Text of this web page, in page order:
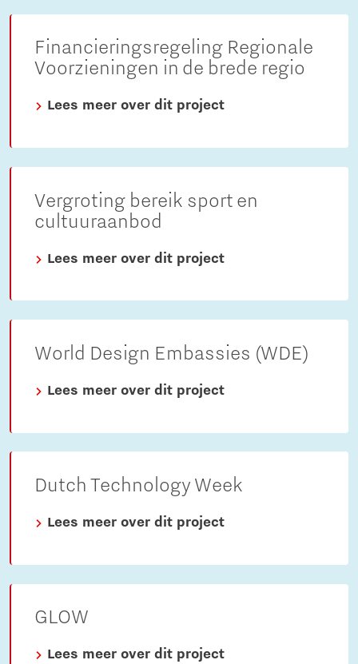
Financieringsregeling Regionale
Voorzieningen in de brede regio
Lees meer over dit project
Vergroting bereik sport en
cultuuraanbod
Lees meer over dit project
World Design Embassies (WDE)
Lees meer over dit project
Dutch Technology Week
Lees meer over dit project
GLOW
Lees meer over dit project